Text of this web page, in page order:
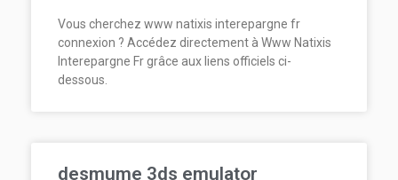
Vous cherchez www natixis interepargne fr
connexion ? Accédez directement à Www Natixis
Interepargne Fr grâce aux liens officiels ci-
dessous.
desmume 3ds emulator